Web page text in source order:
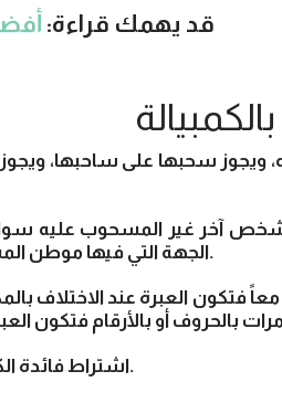
قد يهمك قراءة:
الجهة التي فيها موطن المسحوب عليه أو في جهة أخرى.
4- اشتراط فائدة الكمبيالة يعتبر كأن لم يكن.